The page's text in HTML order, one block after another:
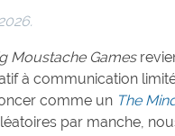
Moustache Games
à communication
comme un The
par manche,